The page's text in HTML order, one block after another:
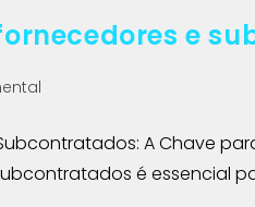
e
A Chave
é essencial